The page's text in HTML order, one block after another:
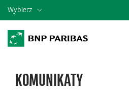
Wybierz
KOMUNIKATY